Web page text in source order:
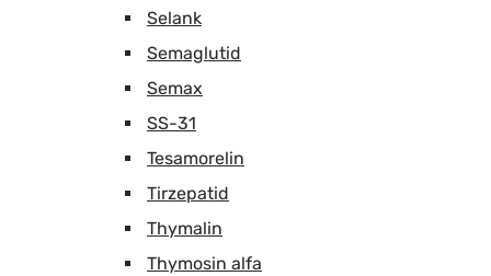
Selank
Semaglutid
Semax
SS-31
Tesamorelin
Tirzepatid
Thymalin
Thymosin alfa